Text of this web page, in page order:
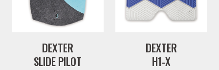
DEXTER
SLIDE PILOT
DEXTER
H1-X